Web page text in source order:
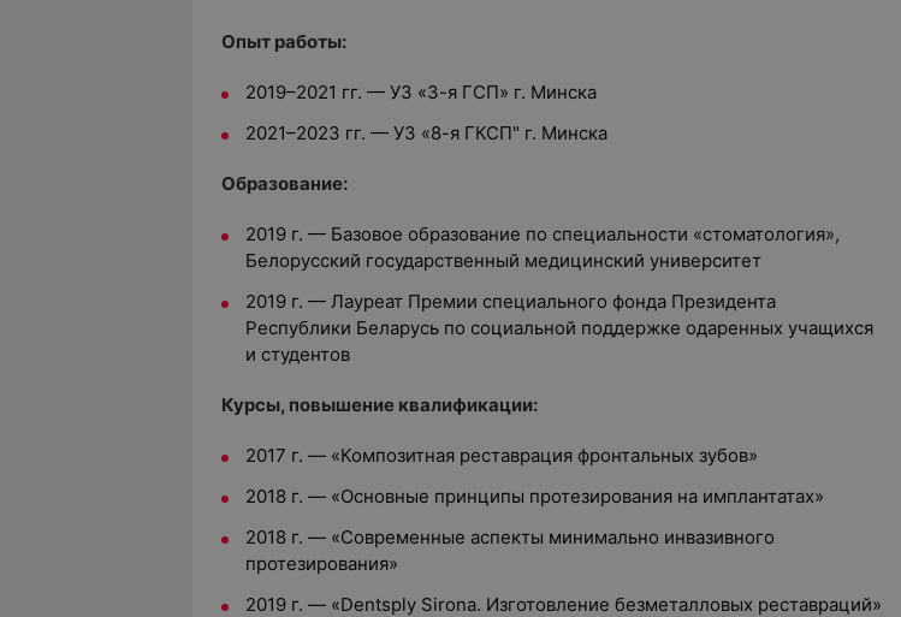
Опыт работы:
2019–2021 гг. — УЗ «3-я ГСП» г. Минска
2021–2023 гг. — УЗ «8-я ГКСП" г. Минска
Образование:
2019 г. — Базовое образование по специальности «стоматология»,
Белорусский государственный медицинский университет
2019 г. — Лауреат Премии специального фонда Президента
Республики Беларусь по социальной поддержке одаренных учащихся
и студентов
Курсы, повышение квалификации:
2017 г. — «Композитная реставрация фронтальных зубов»
2018 г. — «Основные принципы протезирования на имплантатах»
2018 г. — «Современные аспекты минимально инвазивного
протезирования»
2019 г. — «Dentsply Sirona. Изготовление безметалловых реставраций»